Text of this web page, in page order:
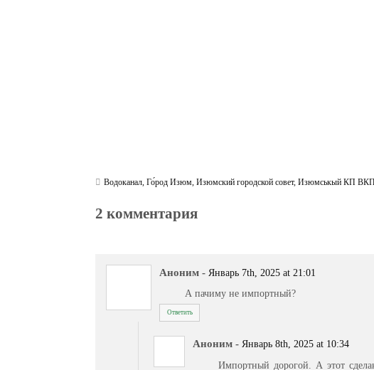
Водоканал ,Го́род Изюм ,Изюмский городской совет,Изюмськый КП ВКП
2 комментария
Аноним - Январь 7th, 2025 at 21:01
А пачиму не импортный?
Ответить
Аноним - Январь 8th, 2025 at 10:34
Импортный дорогой. А этот